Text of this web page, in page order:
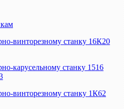
винторезному станку 16К20
карусельному станку 1516
винторезному станку 1К62